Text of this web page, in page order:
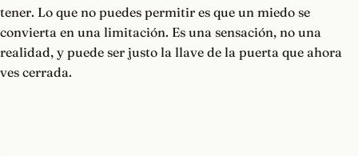
tener. Lo que no puedes permitir es que un miedo se
convierta en una limitación. Es una sensación, no una
realidad, y puede ser justo la llave de la puerta que ahora
ves cerrada.